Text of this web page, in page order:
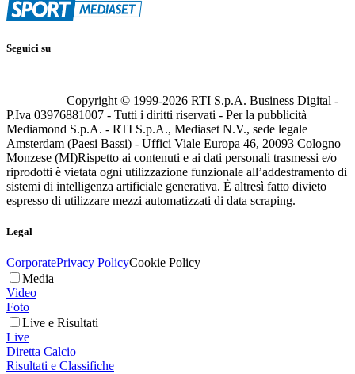
Seguici su
Copyright © 1999-2026 RTI S.p.A. Business Digital -
P.Iva 03976881007 - Tutti i diritti riservati - Per la pubblicità
Mediamond S.p.A. - RTI S.p.A., Mediaset N.V., sede legale
Amsterdam (Paesi Bassi) - Uffici Viale Europa 46, 20093 Cologno
Monzese (MI)Rispetto ai contenuti e ai dati personali trasmessi e/o
riprodotti è vietata ogni utilizzazione funzionale all’addestramento di
sistemi di intelligenza artificiale generativa. È altresì fatto divieto
espresso di utilizzare mezzi automatizzati di data scraping.
Legal
CorporatePrivacy PolicyCookie Policy
Media
Video
Foto
Live e Risultati
Live
Diretta Calcio
Risultati e Classifiche